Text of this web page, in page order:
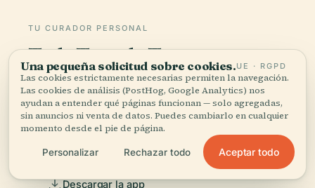
TU CURADOR PERSONAL
Todo Templo Tongjiao,
bien contado.
Guías de audio para más de 1.100 ciudades en 96
países. Historia, relatos y conocimiento local —
Descargar la app
Una pequeña solicitud sobre cookies.UE · RGPD
Las cookies estrictamente necesarias permiten la navegación.
Las cookies de análisis (PostHog, Google Analytics) nos
ayudan a entender qué páginas funcionan — solo agregadas,
sin anuncios ni venta de datos. Puedes cambiarlo en cualquier
momento desde el pie de página.
Personalizar Rechazar todo Aceptar todo